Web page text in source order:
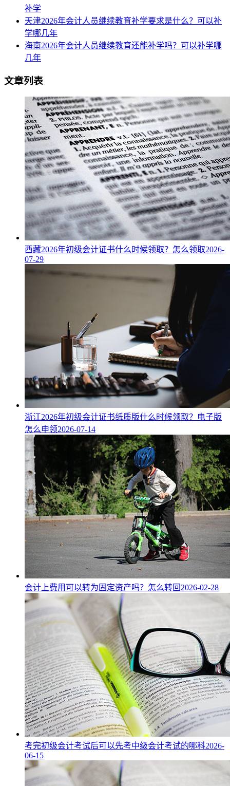
补学
天津2026年会计人员继续教育补学要求是什么？可以补
学哪几年
海南2026年会计人员继续教育还能补学吗？可以补学哪
几年
文章列表
西藏2026年初级会计证书什么时候领取？怎么领取2026-
07-29
浙江2026年初级会计证书纸质版什么时候领取？电子版
怎么申领2026-07-14
会计上费用可以转为固定资产吗？怎么转回 2026-02-28
考完初级会计考试后可以先考中级会计考试的哪科2026-
06-15